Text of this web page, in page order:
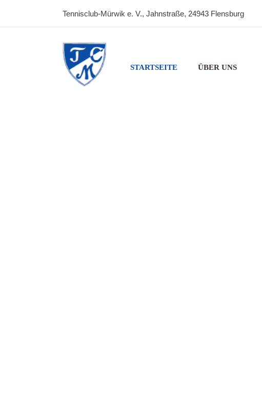
Tennisclub-Mürwik e. V., Jahnstraße, 24943 Flensburg
STARTSEITE ÜBER UNS